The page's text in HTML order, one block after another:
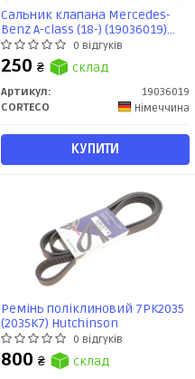
Сальник клапана Mercedes-
Benz A-class (18-) (19036019)
CORTECO
0 відгуків
250 ₴ склад
Артикул:
19036019
CORTECO
Німеччина
КУПИТИ
Ремінь поліклиновий 7PK2035
(2035K7) Hutchinson
0 відгуків
800 ₴ склад